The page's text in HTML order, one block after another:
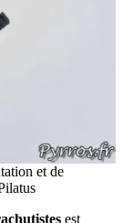
et de
est